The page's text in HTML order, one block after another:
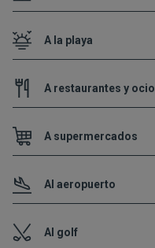
A la playa
A restaurantes y ocio
A supermercados
Al aeropuerto
Al golf